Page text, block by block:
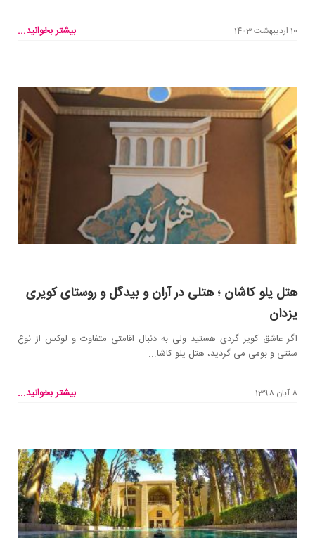
10 اردیبهشت 1403 بیشتر بخوانید...
هتل یلو کاشان ؛ هتلی در آران و بیدگل و روستای کویری
یزدان
اگر عاشق کویر گردی هستید ولی به دنبال اقامتی متفاوت و لوکس از نوع
سنتی و بومی می گردید، هتل یلو کاشا...
8 آبان 1398 بیشتر بخوانید...